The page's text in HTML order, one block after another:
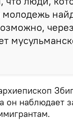
он наблюдает